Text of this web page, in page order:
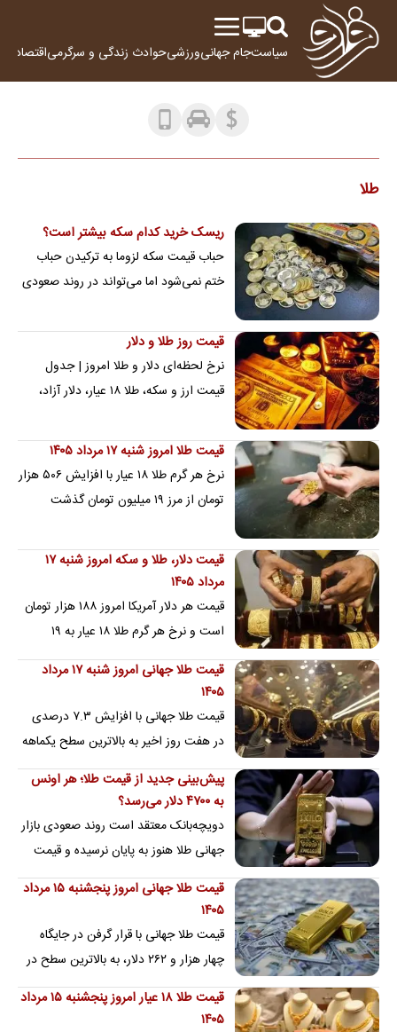
سیاستجام جهانیورزشیحوادث زندگی و سرگرمیاقتصاد
طلا
ریسک خرید کدام سکه بیشتر است؟
حباب قیمت سکه لزوما به ترکیدن حباب
ختم نمی‌شود اما می‌تواند در روند صعودی
قیمت روز طلا و دلار
نرخ لحظه‌ای دلار و طلا امروز | جدول
قیمت ارز و سکه، طلا ۱۸ عیار، دلار آزاد،
قیمت طلا امروز شنبه ۱۷ مرداد ۱۴۰۵
نرخ هر گرم طلا ۱۸ عیار با افزایش ۵۰۶ هزار
تومان از مرز ۱۹ میلیون تومان گذشت
قیمت دلار، طلا و سکه امروز شنبه ۱۷
مرداد ۱۴۰۵
قیمت هر دلار آمریکا امروز ۱۸۸ هزار تومان
است و نرخ هر گرم طلا ۱۸ عیار به ۱۹
میلیون و ۸۵ هزار تومان رسید
قیمت طلا جهانی امروز شنبه ۱۷ مرداد
۱۴۰۵
قیمت طلا جهانی با افزایش ۷.۳ درصدی
در هفت روز اخیر به بالاترین سطح یکماهه
رسید
پیش‌بینی جدید از قیمت طلا؛ هر اونس
به ۴۷۰۰ دلار می‌رسد؟
دویچه‌بانک معتقد است روند صعودی بازار
جهانی طلا هنوز به پایان نرسیده و قیمت
هر اونس این فلز گران‌بها می‌تواند تا
پایان…
قیمت طلا جهانی امروز پنجشنبه ۱۵ مرداد
۱۴۰۵
قیمت طلا جهانی با قرار گرفن در جایگاه
چهار هزار و ۲۶۲ دلار، به بالاترین سطح در
یک ماه اخیر رسید
قیمت طلا ۱۸ عیار امروز پنجشنبه ۱۵ مرداد
۱۴۰۵